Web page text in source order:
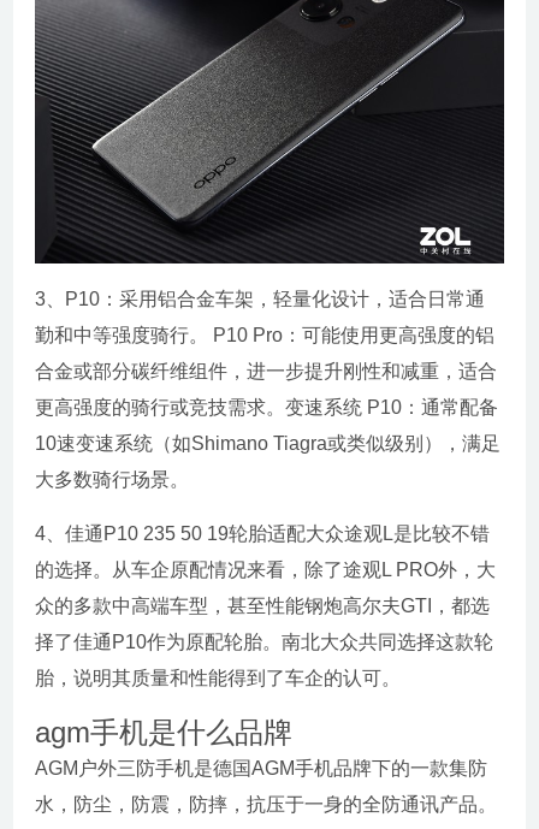
3、P10：采用铝合金车架，轻量化设计，适合日常通
勤和中等强度骑行。 P10 Pro：可能使用更高强度的铝
合金或部分碳纤维组件，进一步提升刚性和减重，适合
更高强度的骑行或竞技需求。变速系统 P10：通常配备
10速变速系统（如Shimano Tiagra或类似级别），满足
大多数骑行场景。
4、佳通P10 235 50 19轮胎适配大众途观L是比较不错
的选择。从车企原配情况来看，除了途观L PRO外，大
众的多款中高端车型，甚至性能钢炮高尔夫GTI，都选
择了佳通P10作为原配轮胎。南北大众共同选择这款轮
胎，说明其质量和性能得到了车企的认可。
agm手机是什么品牌
AGM户外三防手机是德国AGM手机品牌下的一款集防
水，防尘，防震，防摔，抗压于一身的全防通讯产品。